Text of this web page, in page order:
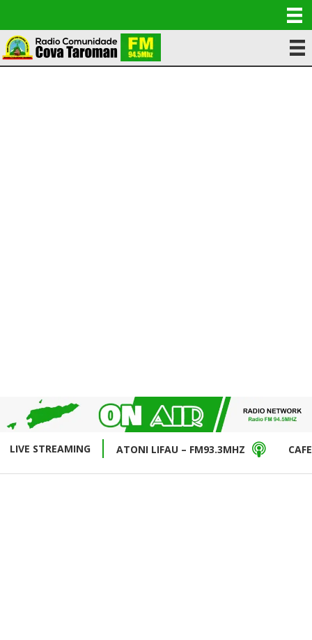
LIVE STREAMING ATONI LIFAU – FM93.3MHZ